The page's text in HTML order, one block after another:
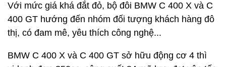
Với mức giá khá đắt đỏ, bộ đôi BMW C 400 X và C
400 GT hướng đến nhóm đối tượng khách hàng đô
thị, có đam mê, yêu thích công nghệ...
BMW C 400 X và C 400 GT sở hữu động cơ 4 thì